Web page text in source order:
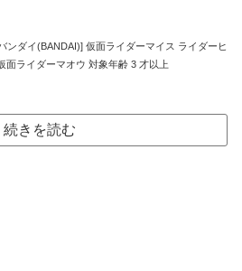
ンダイ(BANDAI)] 仮面ライダーマイス ライダーヒ
面ライダーマオウ 対象年齢 3 才以上
続きを読む